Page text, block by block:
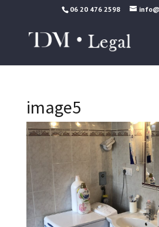
06 20 476 2598
image5